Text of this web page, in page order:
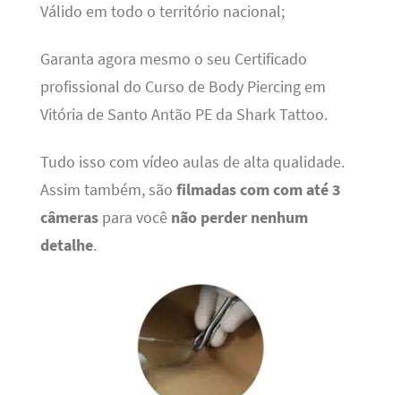
Válido em todo o território nacional;
Garanta agora mesmo o seu Certificado
profissional do Curso de Body Piercing em
Vitória de Santo Antão PE da Shark Tattoo.
Tudo isso com vídeo aulas de alta qualidade.
Assim também, são filmadas com com até 3
câmeraspara você não perder nenhum
detalhe.